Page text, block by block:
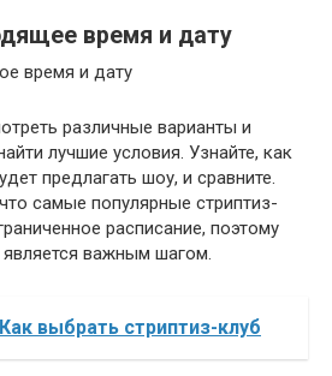
время и дату
различные варианты и
лучшие условия. Узнайте, как
предлагать шоу, и сравните.
самые популярные стриптиз-
расписание, поэтому
важным шагом.
Как выбрать стриптиз-клуб